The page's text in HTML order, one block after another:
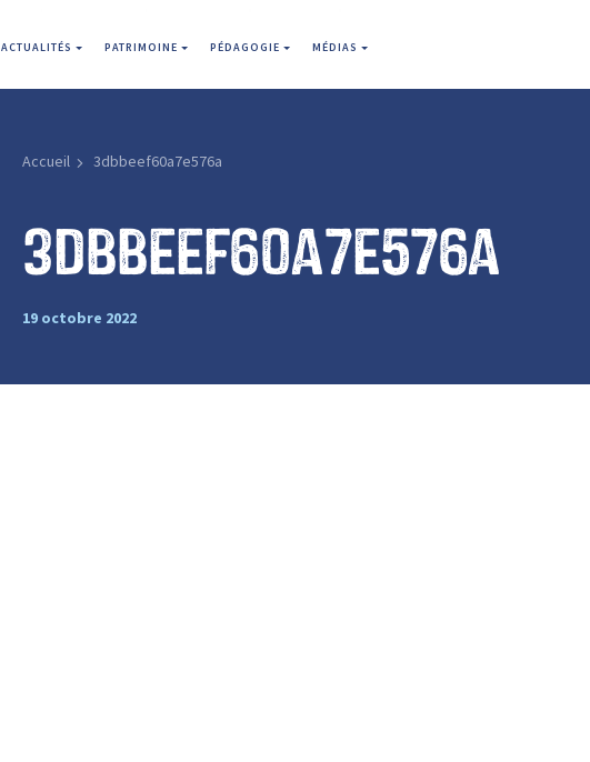
ACTUALITÉS PATRIMOINE PÉDAGOGIE MÉDIAS
Accueil 3dbbeef60a7e576a
3dbbeef60a7e576a
19 octobre 2022